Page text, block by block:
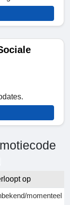
op
momenteel